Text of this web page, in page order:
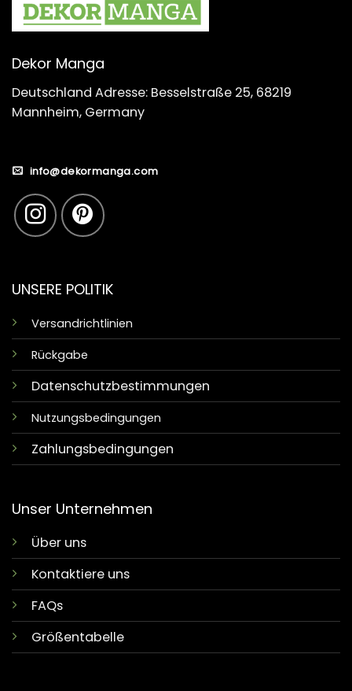
Dekor Manga
Deutschland Adresse: Besselstraße 25, 68219
Mannheim, Germany
info@dekormanga.com
UNSERE POLITIK
Versandrichtlinien
Rückgabe
Datenschutzbestimmungen
Nutzungsbedingungen
Zahlungsbedingungen
Unser Unternehmen
Über uns
Kontaktiere uns
FAQs
Größentabelle